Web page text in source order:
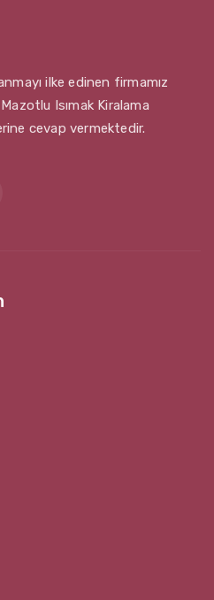
ilke edinen firmamız
Isımak Kiralama
cevap vermektedir.